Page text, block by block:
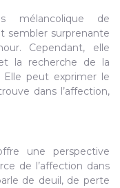
mélancolique de
sembler surprenante
Cependant, elle
la recherche de la
peut exprimer le
dans l’affection,
une perspective
de l’affection dans
de deuil, de perte